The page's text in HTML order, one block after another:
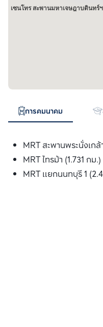
เซนโทร สะพานมหาเจษฎาบดินทร์
การคมนาคม
MRT สะพานพระนั่งเก
MRT ไทรม้า (1.731 กม.)
MRT แยกนนทบุรี 1